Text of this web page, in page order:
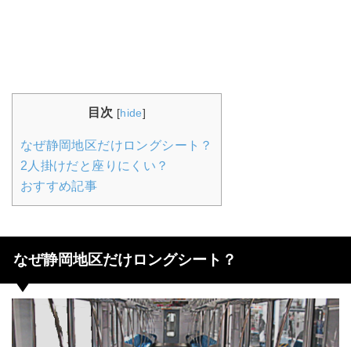
目次 [hide]
なぜ静岡地区だけロングシート？
2人掛けだと座りにくい？
おすすめ記事
なぜ静岡地区だけロングシート？